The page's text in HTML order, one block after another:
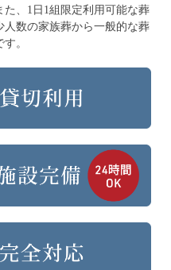
た、1日1組限定利用可能な葬
人数の家族葬から一般的な葬
。